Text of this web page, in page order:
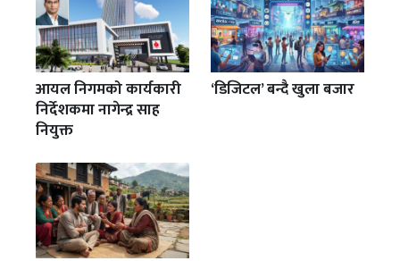
आयल निगमको कार्यकारी
निर्देशकमा नागेन्द्र साह
नियुक्त
‘डिजिटल’ बन्दै खुला बजार